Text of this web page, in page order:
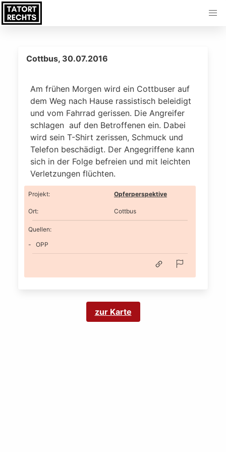
Cottbus, 30.07.2016
Am frühen Morgen wird ein Cottbuser auf
dem Weg nach Hause rassistisch beleidigt
und vom Fahrrad gerissen. Die Angreifer
schlagen auf den Betroffenen ein. Dabei
wird sein T-Shirt zerissen, Schmuck und
Telefon beschädigt. Der Angegriffene kann
sich in der Folge befreien und mit leichten
Verletzungen flüchten.
Projekt: Opferperspektive
Ort: Cottbus
Quellen:
OPP
zur Karte